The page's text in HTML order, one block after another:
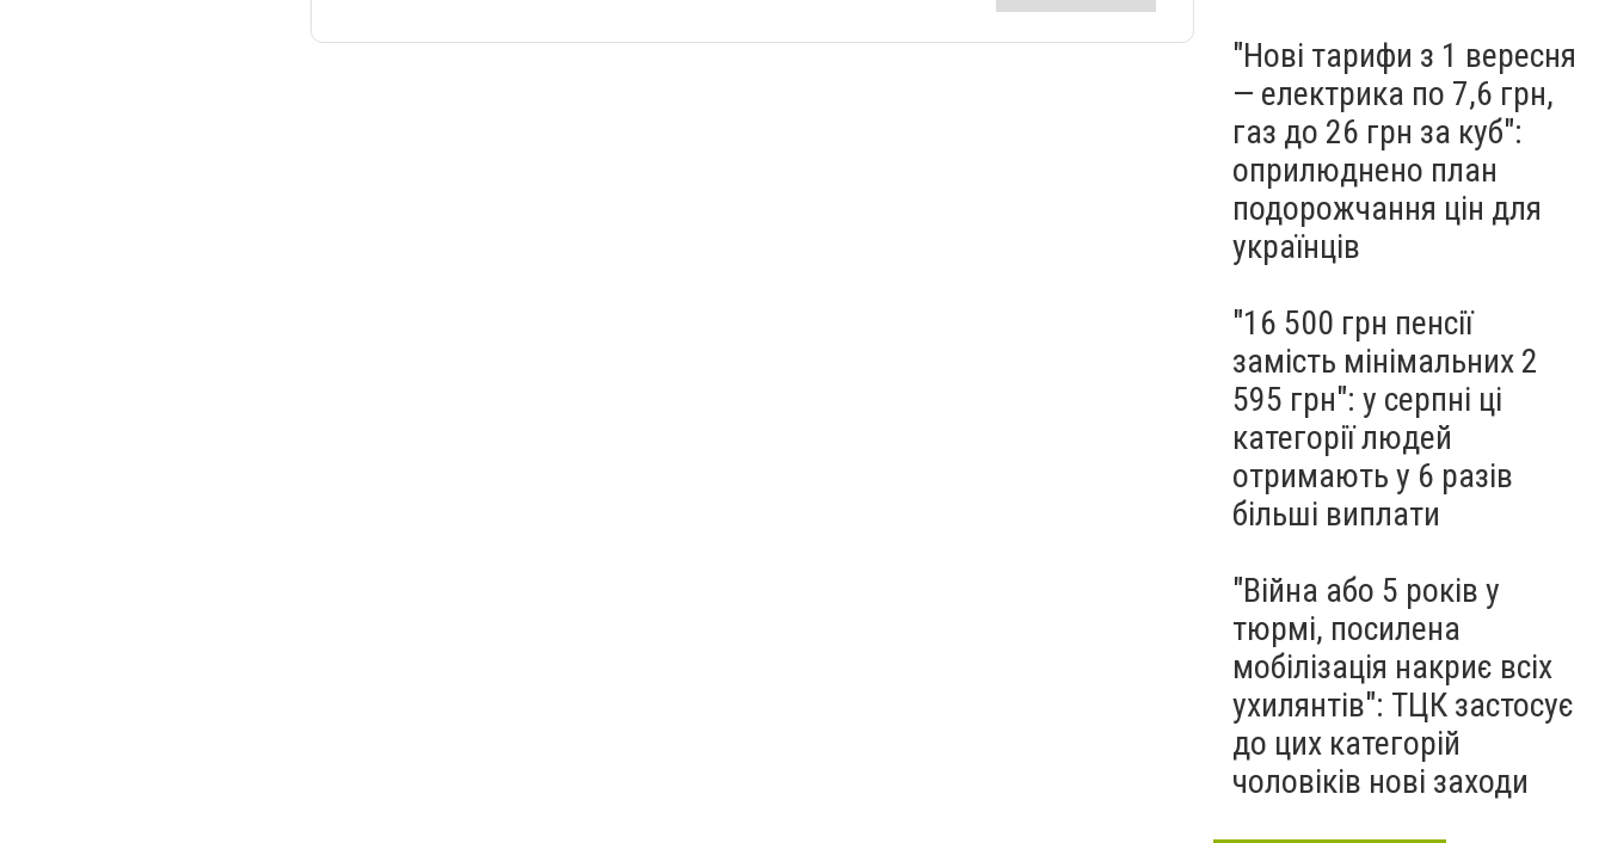
"Нові тарифи з 1 вересня
— електрика по 7,6 грн,
газ до 26 грн за куб":
оприлюднено план
подорожчання цін для
українців
"16 500 грн пенсії
замість мінімальних 2
595 грн": у серпні ці
категорії людей
отримають у 6 разів
більші виплати
"Війна або 5 років у
тюрмі, посилена
мобілізація накриє всіх
ухилянтів": ТЦК застосує
до цих категорій
чоловіків нові заходи